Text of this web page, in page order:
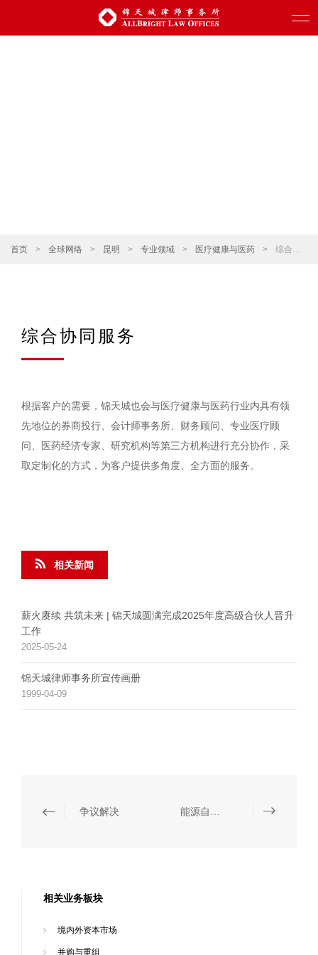
首页 > 全球网络 > 昆明 > 专业领域 > 医疗健康与医药 > 综合协同服务
综合协同服务
根据客户的需要，锦天城也会与医疗健康与医药行业内具有领
先地位的券商投行、会计师事务所、财务顾问、专业医疗顾
问、医药经济专家、研究机构等第三方机构进行充分协作，采
取定制化的方式，为客户提供多角度、全方面的服务。
相关新闻
薪火赓续 共筑未来 | 锦天城圆满完成2025年度高级合伙人晋升
工作
2025-05-24
锦天城律师事务所宣传画册
1999-04-09
争议解决
相关业务板块
境内外资本市场
并购与重组